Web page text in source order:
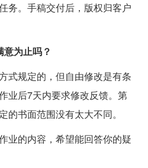
务。手稿交付后，版权归客户
为止吗？
式规定的，但自由修改是有条
业后7天内要求修改反馈。第
的书面范围没有太大不同。
业的内容，希望能回答你的疑